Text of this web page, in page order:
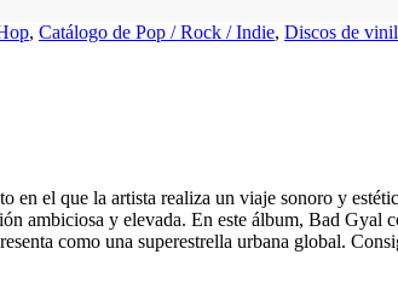
, Catálogo de Pop / Rock / Indie, Discos de
el que la artista realiza un viaje sonoro y
ambiciosa y elevada. En este álbum, Bad Gyal
como una superestrella urbana global.